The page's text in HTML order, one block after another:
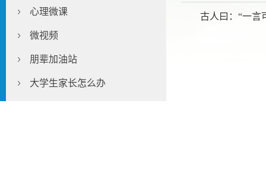
心理微课
微视频
朋辈加油站
大学生家长怎么办
古人曰： “一言